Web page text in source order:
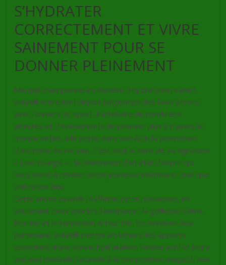
S’HYDRATER
CORRECTEMENT ET VIVRE
SAINEMENT POUR SE
DONNER PLEINEMENT
Marque championne en matière d’hydratation saine3,
evian® entretient depuis longtemps des liens étroits
avec l’univers du sport. Partenaire de nombreux
athlètes et d’événements de premier plan à travers le
monde entier, elle porte dans son ADN la promotion
d’un mode de vie sain. C’est tout le sens de sa signature
« Live Young4 » : la célébration d‘un état d’esprit qui
nous invite à révéler notre jeunesse intérieure, quel que
soit notre âge.
Cette année evian® réaffirme cette promesse, en
soutenant deux sportifs talentueux : la golfeuse Céline
Boutier et le tennisman Arthur Fils. En devenant leur
partenaire, evian® mettra en lumière les apports
essentiels d’une bonne hydratation. Rester actif et boire
une eau minérale naturelle à la composition unique2, née